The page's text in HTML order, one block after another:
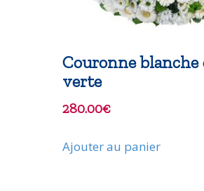
Couronne blanche
verte
280.00€
Ajouter au panier